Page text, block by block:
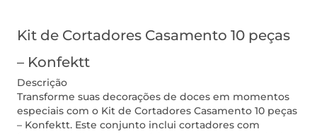
Kit de Cortadores Casamento 10 peças
– Konfektt
Descrição
Transforme suas decorações de doces em momentos
especiais com o Kit de Cortadores Casamento 10 peças
– Konfektt. Este conjunto inclui cortadores com